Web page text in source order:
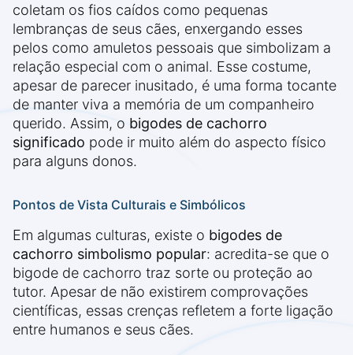
coletam os fios caídos como pequenas
lembranças de seus cães, enxergando esses
pelos como amuletos pessoais que simbolizam a
relação especial com o animal. Esse costume,
apesar de parecer inusitado, é uma forma tocante
de manter viva a memória de um companheiro
querido. Assim, o bigodes de cachorro
significado pode ir muito além do aspecto físico
para alguns donos.
Pontos de Vista Culturais e Simbólicos
Em algumas culturas, existe o bigodes de
cachorro simbolismo popular: acredita-se que o
bigode de cachorro traz sorte ou proteção ao
tutor. Apesar de não existirem comprovações
científicas, essas crenças refletem a forte ligação
entre humanos e seus cães.